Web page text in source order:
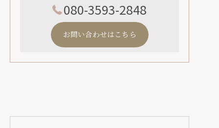
080-3593-2848
お問い合わせはこちら